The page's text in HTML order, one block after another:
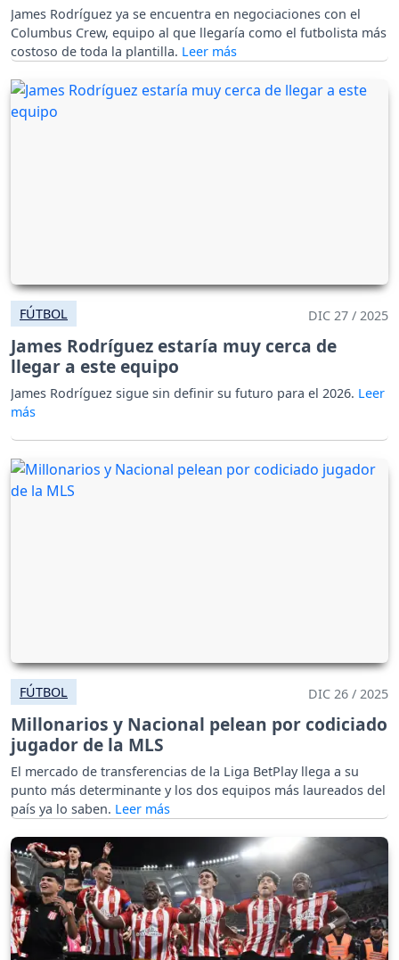
James Rodríguez ya se encuentra en negociaciones con el
Columbus Crew, equipo al que llegaría como el futbolista más
costoso de toda la plantilla.
FÚTBOL DIC 27 / 2025
James Rodríguez estaría muy cerca de
llegar a este equipo
James Rodríguez sigue sin definir su futuro para el 2026.
FÚTBOL DIC 26 / 2025
Millonarios y Nacional pelean por codiciado
jugador de la MLS
El mercado de transferencias de la Liga BetPlay llega a su
punto más determinante y los dos equipos más laureados del
país ya lo saben.